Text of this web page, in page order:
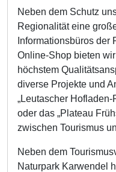
Neben dem Schutz
Regionalität eine
Informationsbüros
Online-Shop bieten
höchstem
diverse Projekte und
„Leutascher Hofladen-
oder das „Plateau
zwischen Tourismus
Neben dem
Naturpark Karwendel